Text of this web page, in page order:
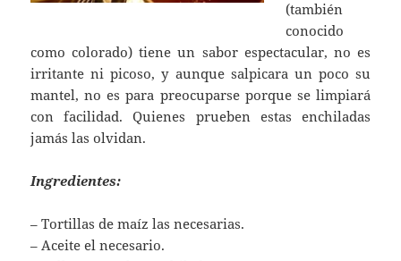
(también
conocido
como colorado) tiene un sabor espectacular, no es
irritante ni picoso, y aunque salpicara un poco su
mantel, no es para preocuparse porque se limpiará
con facilidad. Quienes prueben estas enchiladas
jamás las olvidan.
Ingredientes:
– Tortillas de maíz las necesarias.
– Aceite el necesario.